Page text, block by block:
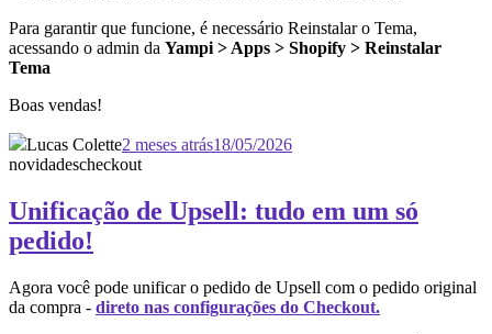
Para garantir que funcione, é necessário Reinstalar o Tema,
acessando o admin da Yampi > Apps > Shopify > Reinstalar
Tema
Boas vendas!
Lucas Colette2 meses atrás18/05/2026
novidadescheckout
Unificação de Upsell: tudo em um só
pedido!
Agora você pode unificar o pedido de Upsell com o pedido original
da compra - direto nas configurações do Checkout.